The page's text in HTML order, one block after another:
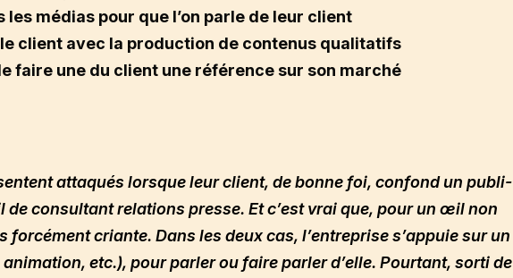
les médias pour que l’on parle de leur client
le client avec la production de contenus qualitatifs
faire une du client une référence sur son marché
attaqués lorsque leur client, de bonne foi, confond un publi-
consultant relations presse. Et c’est vrai que, pour un œil non
forcément criante. Dans les deux cas, l’entreprise s’appuie sur un
etc.), pour parler ou faire parler d’elle. Pourtant, sorti de